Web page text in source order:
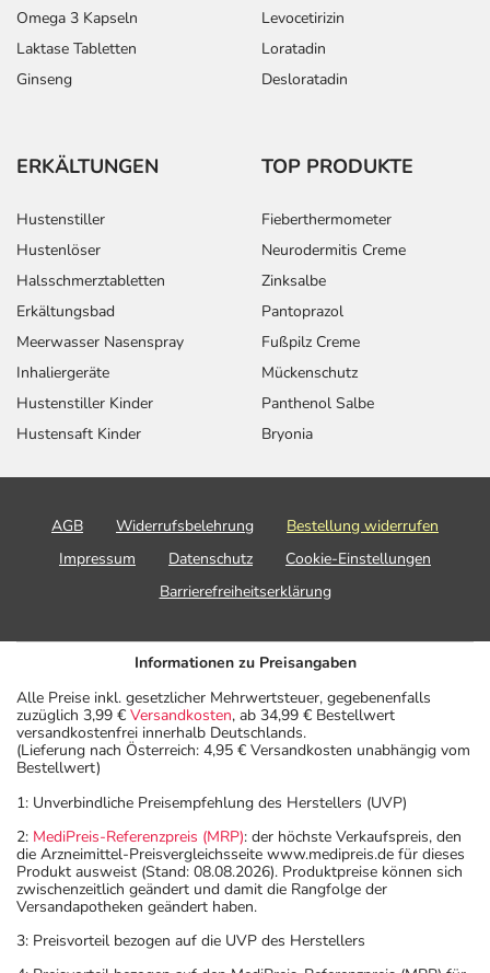
Omega 3 Kapseln
Laktase Tabletten
Ginseng
Levocetirizin
Loratadin
Desloratadin
ERKÄLTUNGEN
Hustenstiller
Hustenlöser
Halsschmerztabletten
Erkältungsbad
Meerwasser Nasenspray
Inhaliergeräte
Hustenstiller Kinder
Hustensaft Kinder
TOP PRODUKTE
Fieberthermometer
Neurodermitis Creme
Zinksalbe
Pantoprazol
Fußpilz Creme
Mückenschutz
Panthenol Salbe
Bryonia
AGB Widerrufsbelehrung
Bestellung widerrufen
Impressum
Datenschutz
Cookie-Einstellungen
Barrierefreiheitserklärung
Informationen zu Preisangaben
Alle Preise inkl. gesetzlicher Mehrwertsteuer, gegebenenfalls
zuzüglich 3,99 € Versandkosten, ab 34,99 € Bestellwert
versandkostenfrei innerhalb Deutschlands.
(Lieferung nach Österreich: 4,95 € Versandkosten unabhängig vom
Bestellwert)
1: Unverbindliche Preisempfehlung des Herstellers (UVP)
2: MediPreis-Referenzpreis (MRP): der höchste Verkaufspreis, den
die Arzneimittel-Preisvergleichsseite www.medipreis.de für dieses
Produkt ausweist (Stand: 08.08.2026). Produktpreise können sich
zwischenzeitlich geändert und damit die Rangfolge der
Versandapotheken geändert haben.
3: Preisvorteil bezogen auf die UVP des Herstellers